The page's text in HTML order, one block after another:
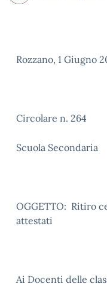
Rozzano, 1 Giugno
Circolare n. 264
Scuola Secondaria
OGGETTO: Ritiro
attestati
Ai Docenti delle